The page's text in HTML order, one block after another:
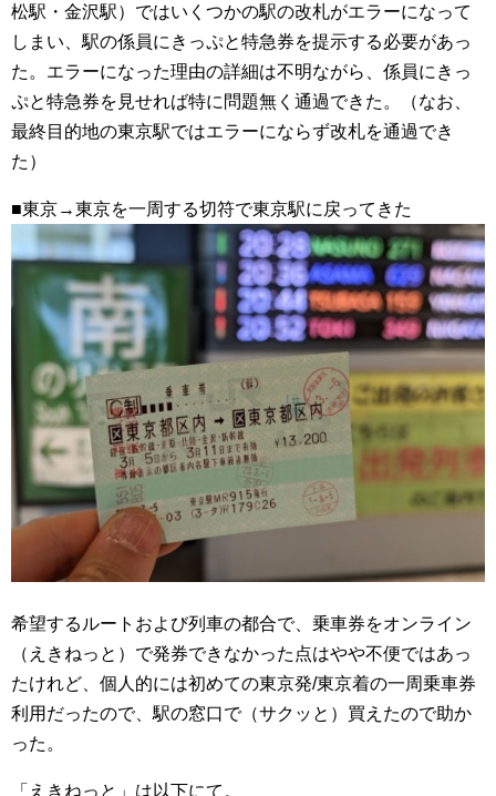
松駅・金沢駅）ではいくつかの駅の改札がエラーになって
しまい、駅の係員にきっぷと特急券を提示する必要があっ
た。エラーになった理由の詳細は不明ながら、係員にきっ
ぷと特急券を見せれば特に問題無く通過できた。（なお、
最終目的地の東京駅ではエラーにならず改札を通過でき
た）
■東京→東京を一周する切符で東京駅に戻ってきた
希望するルートおよび列車の都合で、乗車券をオンライン
（えきねっと）で発券できなかった点はやや不便ではあっ
たけれど、個人的には初めての東京発/東京着の一周乗車券
利用だったので、駅の窓口で（サクッと）買えたので助か
った。
「えきねっと」は以下にて。